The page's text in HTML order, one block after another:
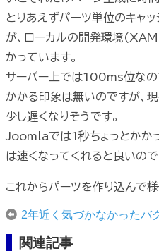
とりあえずパーツ単位のキャ
が、ローカルの開発環境
かっています。
サーバー上では100ms位なの
かかる印象は無いのですが、
少し遅くなりそうです。
Joomlaでは1秒ちょっとかか
は速くなってくれると良いの
これからパーツを作り込んで様
2年近く気づかなかったバ
関連記事